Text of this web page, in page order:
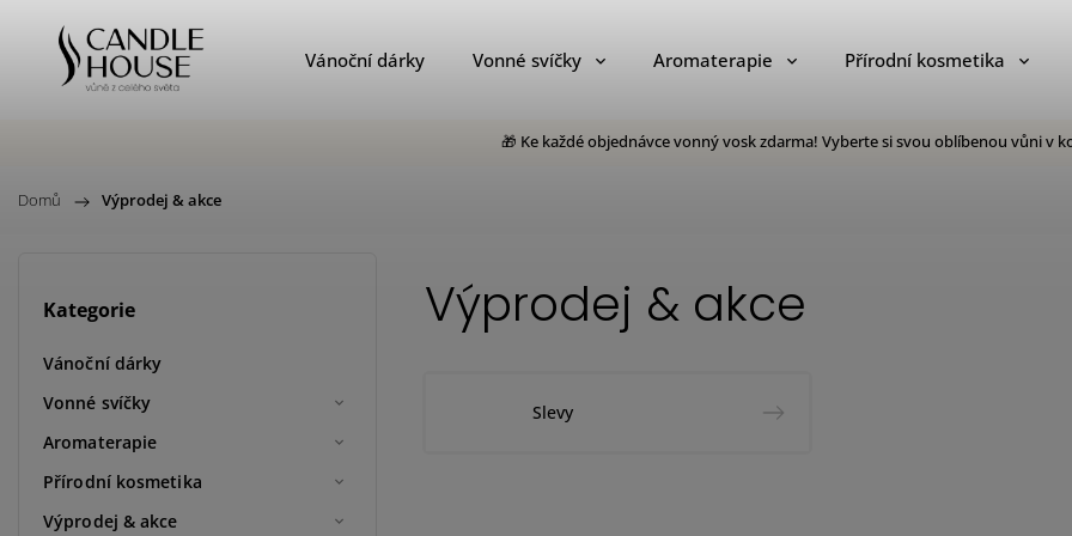
Vánoční dárky Vonné svíčky Aromaterapie Přírodní kosmetika
🎁 Ke každé objednávce vonný vosk zdarma! Vyberte si svou oblíbenou vůni v
Domů / Výprodej & akce
Kategorie
Vánoční dárky
Vonné svíčky
Aromaterapie
Přírodní kosmetika
Výprodej & akce
Výprodej & akce
Slevy